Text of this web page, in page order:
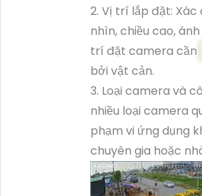
2. Vị trí lắp đặt:
nhìn, chiều cao,
trí đặt camera cần
bởi vật cản.
3. Loại camera và
nhiều loại camera
phạm vi ứng dụng
chuyên gia hoặc